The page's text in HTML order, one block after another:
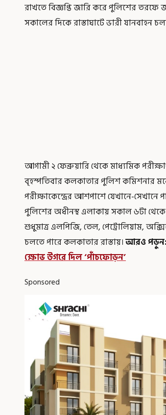
রাখতে বিজ্ঞপ্তি জারি করে পুলিশের তরফে
সকালের দিকে রাস্তাঘাটে ভারী যানবাহন
আগামী ২ ফেব্রুয়ারি থেকে মাধ্যমিক
বৃহস্পতিবার কলকাতার পুলিশ কমিশনার
পরীক্ষাকেন্দ্রের আশপাশে যেখানে-সেখানে
পুলিশের অধীনস্থ এলাকায় সকাল ৬টা থেকে
শুধুমাত্র এলপিজি, তেল, পেট্রোলিয়াম,
চলতে পারে কলকাতার রাস্তায়।আরও পড়ুন:
ক্ষোভ উগরে দিল ‘পাঁচফোড়ন’
Sponsored